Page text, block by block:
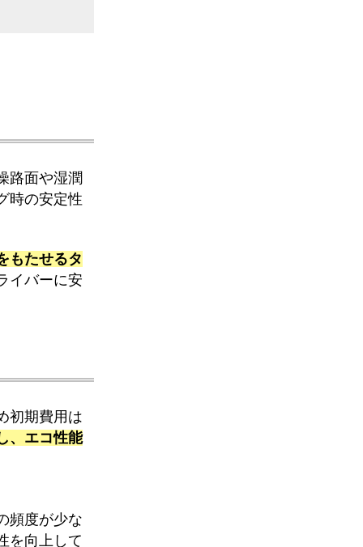
路面や湿潤
時の安定性
もたせるタ
イバーに安
初期費用は
、エコ性能
頻度が少な
を向上して